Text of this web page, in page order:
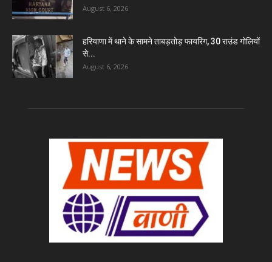
August 6, 2026
हरियाणा में थाने के सामने ताबड़तोड़ फायरिंग, 30 राउंड गोलियों
से...
August 6, 2026